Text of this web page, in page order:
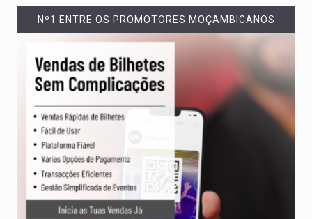
Nº1 ENTRE OS PROMOTORES MOÇAMBICANOS